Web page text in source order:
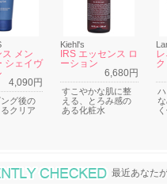
メン
シェイヴ
4,090円
グ後の
クリア
Kiehl's
IRS エッセンス ロ
ーション
6,680円
すこやかな肌に整
える、とろみ感の
ある化粧水
最近あなた
最近あなた